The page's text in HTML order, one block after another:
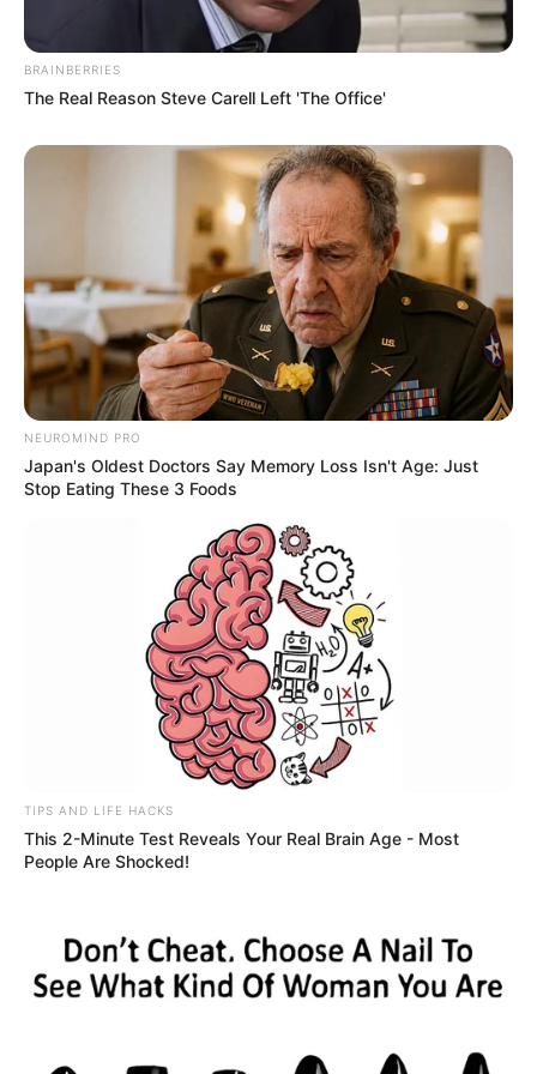
BRAINBERRIES
The Real Reason Steve Carell Left 'The Office'
NEUROMIND PRO
Japan's Oldest Doctors Say Memory Loss Isn't Age: Just
Stop Eating These 3 Foods
TIPS AND LIFE HACKS
This 2-Minute Test Reveals Your Real Brain Age - Most
People Are Shocked!